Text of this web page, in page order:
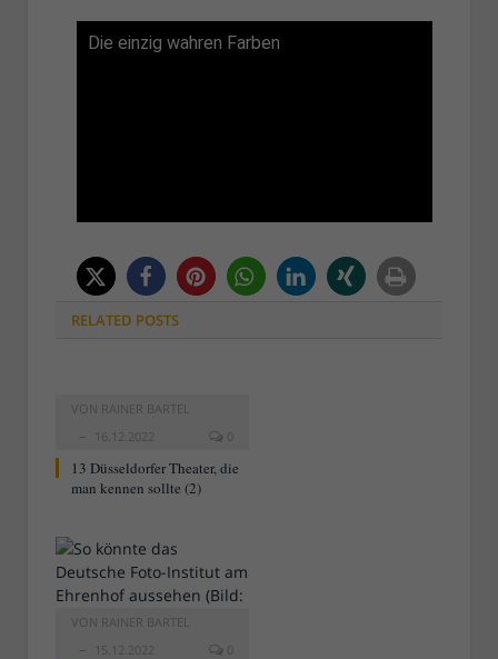
Die einzig wahren Farben
RELATED POSTS
VON RAINER BARTEL
16.12.2022
0
13 Düsseldorfer Theater, die
man kennen sollte (2)
VON RAINER BARTEL
15.12.2022
0